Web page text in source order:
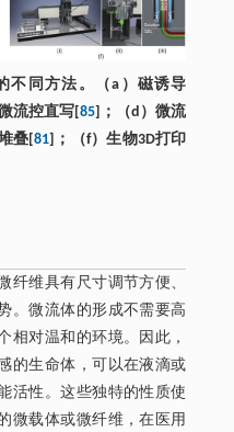
不同方法。（a）磁诱导
流控直写[85]；（d）微流
叠[81]；（f）生物3D打印
纤维具有尺寸调节方便、
。微流体的形成不需要高
相对温和的环境。因此，
的生命体，可以在液滴或
活性。这些独特的性质使
微载体或微纤维，在医用